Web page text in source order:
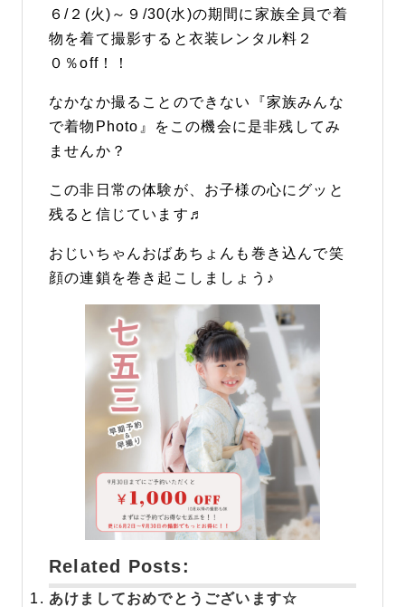
６/２(火)～９/30(水)の期間に家族全員で着
物を着て撮影すると衣装レンタル料２
０％off！！
なかなか撮ることのできない『家族みんな
で着物Photo』をこの機会に是非残してみ
ませんか？
この非日常の体験が、お子様の心にグッと
残ると信じています♬
おじいちゃんおばあちょんも巻き込んで笑
顔の連鎖を巻き起こしましょう♪
Related Posts:
あけましておめでとうございます☆